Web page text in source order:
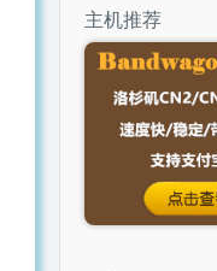
主机推荐